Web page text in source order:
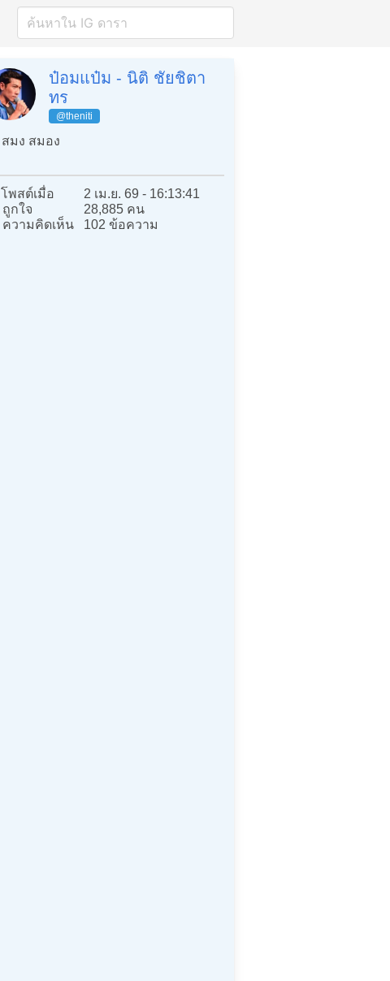
ป๋อมแป๋ม - นิติ ชัยชิตา
ทร
@theniti
สมง สมอง
โพสต์เมื่อ
2 เม.ย. 69 - 16:13:41
ถูกใจ
28,885 คน
ความคิดเห็น
102 ข้อความ